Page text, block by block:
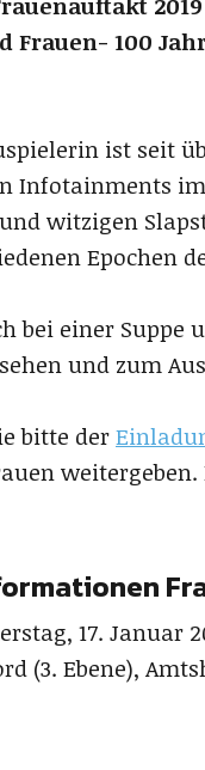
2019
Frauen- 100
ist seit
Infotainments
witzigen
Epochen
bei einer Suppe
und zum
bitte der
17. Januar
(3. Ebene),